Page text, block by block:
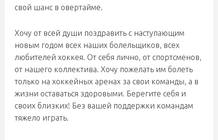
свой шанс в овертайме.
Хочу от всей души поздравить с наступающим
новым годом всех наших болельщиков, всех
любителей хоккея. От себя лично, от спортсменов,
от нашего коллектива. Хочу пожелать им болеть
только на хоккейных аренах за свои команды, а в
жизни оставаться здоровыми. Берегите себя и
своих близких! Без вашей поддержки командам
тяжело играть.